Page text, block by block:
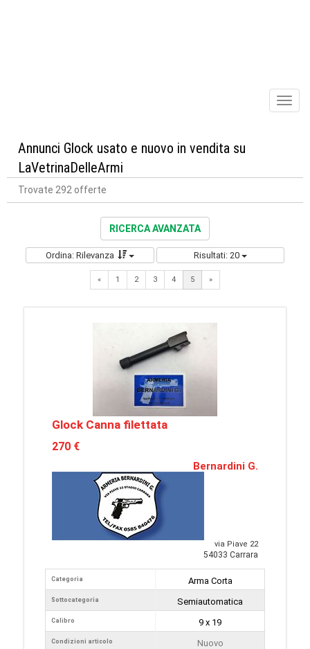
Annunci Glock usato e nuovo in vendita su
LaVetrinaDelleArmi
Trovate 292 offerte
RICERCA AVANZATA
Ordina: Rilevanza Risultati: 20
«Previous
1 2 3 4 5 »Next
Glock Canna filettata
270 €
Bernardini G.
via Piave 22
54033 Carrara
Categoria
Sottocategoria
Calibro
Condizioni articolo
Arma Corta
Semiautomatica
9 x 19
Nuovo